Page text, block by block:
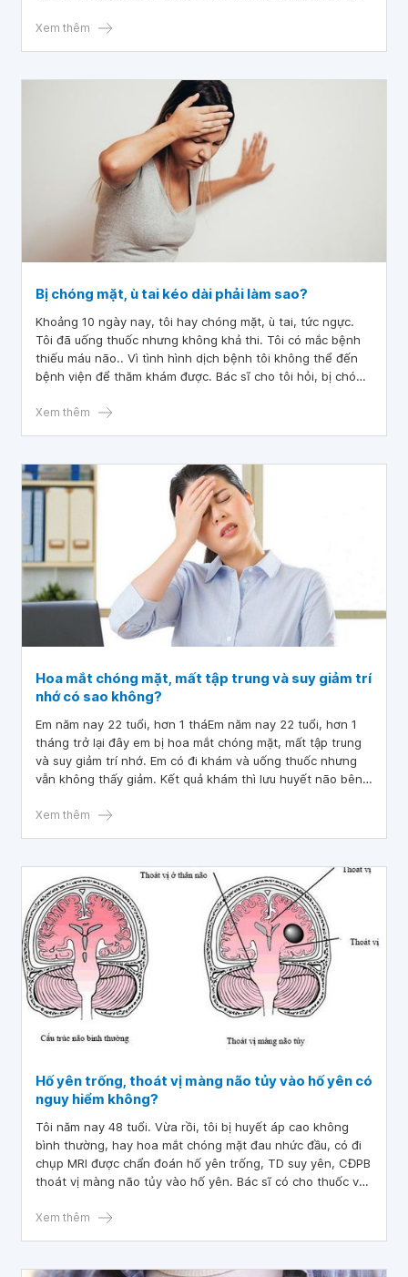
lo. Bác sĩ cho cháu hỏi đột nhiên hoa mắt chóng mặt cảnh
Xem thêm
Bị chóng mặt, ù tai kéo dài phải làm sao?
Khoảng 10 ngày nay, tôi hay chóng mặt, ù tai, tức ngực.
Tôi đã uống thuốc nhưng không khả thi. Tôi có mắc bệnh
thiếu máu não.. Vì tình hình dịch bệnh tôi không thể đến
bệnh viện để thăm khám được. Bác sĩ cho tôi hỏi, bị chóng
Xem thêm
Hoa mắt chóng mặt, mất tập trung và suy giảm trí
nhớ có sao không?
Em năm nay 22 tuổi, hơn 1 tháEm năm nay 22 tuổi, hơn 1
tháng trở lại đây em bị hoa mắt chóng mặt, mất tập trung
và suy giảm trí nhớ. Em có đi khám và uống thuốc nhưng
vẫn không thấy giảm. Kết quả khám thì lưu huyết não bên
trung và suy giảm trí nhớ có sao không? Cảm ơn bác sĩ tư
vẫn không thấy giảm. Kết quả khám thì lưu huyết não bên
trái giảm. Em cần được tư vấn hoa mắt chóng mặt, mất tập
trung và suy giảm trí nhớ có sao không? Cảm ơn bác sĩ tư
vấn.
Xem thêm
Hố yên trống, thoát vị màng não tủy vào hố yên có
nguy hiểm không?
Tôi năm nay 48 tuổi. Vừa rồi, tôi bị huyết áp cao không
bình thường, hay hoa mắt chóng mặt đau nhức đầu, có đi
chụp MRI được chẩn đoán hố yên trống, TD suy yên, CĐPB
thoát vị màng não tủy vào hố yên. Bác sĩ có cho thuốc về
não tủy vào hố yên có nguy hiểm không? Trước đó tôi có
Xem thêm